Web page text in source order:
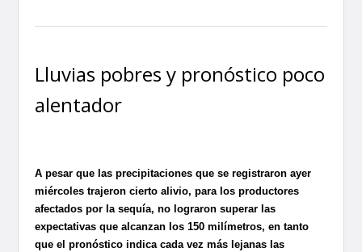
Lluvias pobres y pronóstico poco
alentador
A pesar que las precipitaciones que se registraron ayer
miércoles trajeron cierto alivio, para los productores
afectados por la sequía, no lograron superar las
expectativas que alcanzan los 150 milímetros, en tanto
que el pronóstico indica cada vez más lejanas las